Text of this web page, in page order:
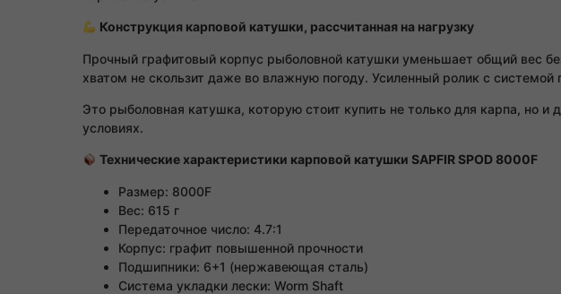
Конструкция карповой катушки, рассчитанная на нагрузку
Прочный графитовый корпус рыболовной катушки уменьшает общий вес
хватом не скользит даже во влажную погоду. Усиленный ролик с
Это рыболовная катушка, которую стоит купить не только для карпа, но
условиях.
Технические характеристики карповой катушки SAPFIR SPOD 8000F
Размер: 8000F
Вес: 615 г
Передаточное число: 4.7:1
Корпус: графит повышенной прочности
Подшипники: 6+1 (нержавеющая сталь)
Система укладки лески: Worm Shaft